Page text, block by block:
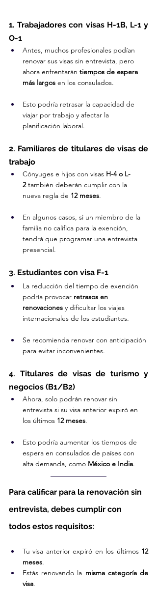
1. Trabajadores con visas H-1B, L-1 y
O-1
Antes, muchos profesionales podían
renovar sus visas sin entrevista, pero
ahora enfrentarán tiempos de espera
más largos en los consulados.
Esto podría retrasar la capacidad de
viajar por trabajo y afectar la
planificación laboral.
2. Familiares de titulares de visas de
trabajo
Cónyuges e hijos con visas H-4 o L-
2 también deberán cumplir con la
nueva regla de 12 meses.
En algunos casos, si un miembro de la
familia no califica para la exención,
tendrá que programar una entrevista
presencial.
3. Estudiantes con visa F-1
La reducción del tiempo de exención
podría provocar retrasos en
renovaciones y dificultar los viajes
internacionales de los estudiantes.
Se recomienda renovar con anticipación
para evitar inconvenientes.
4. Titulares de visas de turismo y
negocios (B1/B2)
Ahora, solo podrán renovar sin
entrevista si su visa anterior expiró en
los últimos 12 meses.
Esto podría aumentar los tiempos de
espera en consulados de países con
alta demanda, como México e India.
Para calificar para la renovación sin
entrevista, debes cumplir con
todos estos requisitos:
Tu visa anterior expiró en los últimos 12
meses.
Estás renovando la misma categoría de
visa.